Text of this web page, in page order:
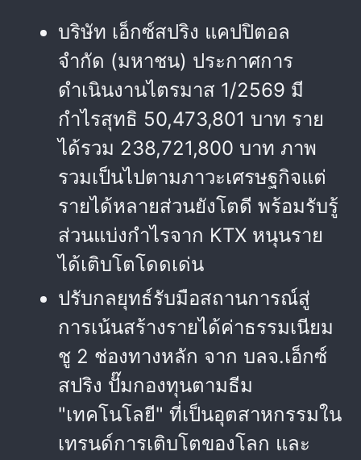
บริษัท เอ็กซ์สปริง แคปปิตอล
จำกัด (มหาชน) ประกาศการ
ดำเนินงานไตรมาส 1/2569 มี
กำไรสุทธิ 50,473,801 บาท ราย
ได้รวม 238,721,800 บาท ภาพ
รวมเป็นไปตามภาวะเศรษฐกิจแต่
รายได้หลายส่วนยังโตดี พร้อมรับรู้
ส่วนแบ่งกำไรจาก KTX หนุนราย
ได้เติบโตโดดเด่น
ปรับกลยุทธ์รับมือสถานการณ์สู่
การเน้นสร้างรายได้ค่าธรรมเนียม
ชู 2 ช่องทางหลัก จาก บลจ.เอ็กซ์
สปริง ปั๊มกองทุนตามธีม
"เทคโนโลยี" ที่เป็นอุตสาหกรรมใน
เทรนด์การเติบโตของโลก และ